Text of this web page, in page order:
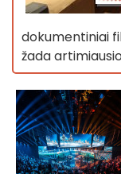
dokumentiniai
žada